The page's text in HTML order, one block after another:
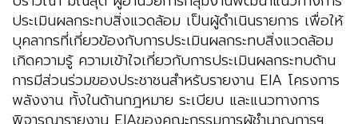
ประเมินผลกระทบสิ่งแวดล้อม เป็นผู้ดำเนินรายการ เพื่อให้
บุคลากรที่เกี่ยวข้องกับการประเมินผลกระทบสิ่งแวดล้อม
เกิดความรู้ ความเข้าใจเกี่ยวกับการประเมินผลกระทบด้าน
การมีส่วนร่วมของประชาชนสำหรับรายงาน EIA โครงการ
พลังงาน ทั้งในด้านกฎหมาย ระเบียบ และแนวทางการ